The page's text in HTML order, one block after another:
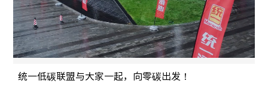
统一低碳联盟与大家一起，向零碳出发！